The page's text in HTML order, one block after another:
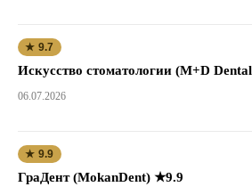
★ 9.7
Искусство стоматологии (M+D
06.07.2026
★ 9.9
ГраДент (MokanDent) ★9.9